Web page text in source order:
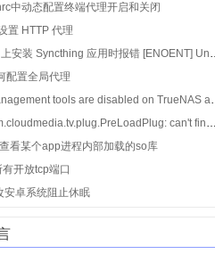
中动态配置终端代理开启和关闭
置 HTTP 代理
在 TrueNAS 上安装
配置全局代理
Package
混淆报错com.cloudmedia.tv.plug.PreLoadPlug: can't find
看某个app进程内部加载的so库
开放tcp端口
安卓系统阻止休眠